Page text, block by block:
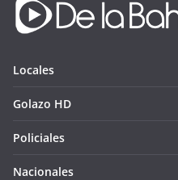
Locales
Golazo HD
Policiales
Nacionales